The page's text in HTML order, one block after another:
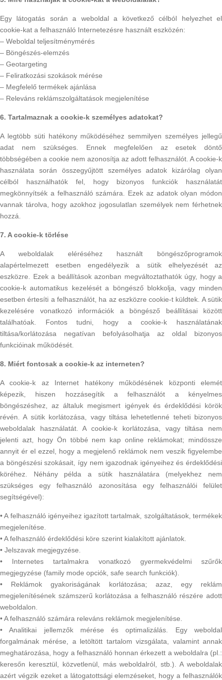
Egy látogatás során a weboldal a következő célból helyezhet el
cookie-kat a felhasználó Internetezésre használt eszközén:
– Weboldal teljesítménymérés
– Böngészés-elemzés
– Geotargeting
– Feliratkozási szokások mérése
– Megfelelő termékek ajánlása
– Releváns reklámszolgáltatások megjelenítése
6. Tartalmaznak a cookie-k személyes adatokat?
A legtöbb süti hatékony működéséhez semmilyen személyes jellegű
adat nem szükséges. Ennek megfelelően az esetek döntő
többségében a cookie nem azonosítja az adott felhasználót. A cookie-k
használata során összegyűjtött személyes adatok kizárólag olyan
célból használhatók fel, hogy bizonyos funkciók használatát
megkönnyítsék a felhasználó számára. Ezek az adatok olyan módon
vannak tárolva, hogy azokhoz jogosulatlan személyek nem férhetnek
hozzá.
7. A cookie-k törlése
A weboldalak eléréséhez használt böngészőprogramok
alapértelmezett esetben engedélyezik a sütik elhelyezését az
eszközre. Ezek a beállítások azonban megváltoztathatók úgy, hogy a
cookie-k automatikus kezelését a böngésző blokkolja, vagy minden
esetben értesíti a felhasználót, ha az eszközre cookie-t küldtek. A sütik
kezelésére vonatkozó információk a böngésző beállításai között
találhatóak. Fontos tudni, hogy a cookie-k használatának
tiltása/korlátozása negatívan befolyásolhatja az oldal bizonyos
funkcióinak működését.
8. Miért fontosak a cookie-k az interneten?
A cookie-k az Internet hatékony működésének központi elemét
képezik, hiszen hozzásegítik a felhasználót a kényelmes
böngészéshez, az általuk megismert igények és érdeklődési körök
révén. A sütik korlátozása, vagy tiltása lehetetlenné teheti bizonyos
weboldalak használatát. A cookie-k korlátozása, vagy tiltása nem
jelenti azt, hogy Ön többé nem kap online reklámokat; mindössze
annyit ér el ezzel, hogy a megjelenő reklámok nem veszik figyelembe
a böngészési szokásait, így nem igazodnak igényeihez és érdeklődési
köréhez. Néhány példa a sütik használatára (melyekhez nem
szükséges egy felhasználó azonosítása egy felhasználói felület
segítségével):
• A felhasználó igényeihez igazított tartalmak, szolgáltatások, termékek
megjelenítése.
• A felhasználó érdeklődési köre szerint kialakított ajánlatok.
• Jelszavak megjegyzése.
• Internetes tartalmakra vonatkozó gyermekvédelmi szűrők
megjegyzése (family mode opciók, safe search funkciók).
• Reklámok gyakoriságának korlátozása; azaz, egy reklám
megjelenítésének számszerű korlátozása a felhasználó részére adott
weboldalon.
• A felhasználó számára releváns reklámok megjelenítése.
• Analitikai jellemzők mérése és optimalizálás. Egy weboldal
forgalmának mérése, a letöltött tartalom vizsgálata, valamint annak
meghatározása, hogy a felhasználó honnan érkezett a weboldalra (pl.:
keresőn keresztül, közvetlenül, más weboldalról, stb.). A weboldalak
azért végzik ezeket a látogatottsági elemzéseket, hogy a felhasználók